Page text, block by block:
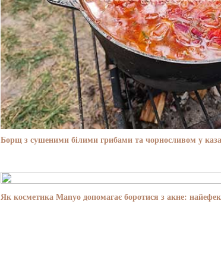
Борщ з сушеними білими грибами та чорносливом у
Як косметика Manyo допомагає боротися з акне: